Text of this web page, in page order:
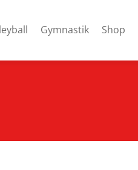
Gymnastik Shop